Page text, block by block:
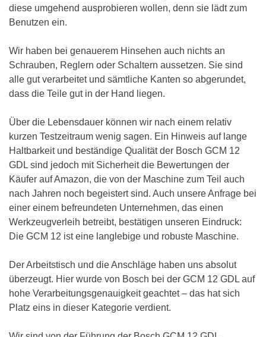
diese umgehend ausprobieren wollen, denn sie lädt zum
Benutzen ein.
Wir haben bei genauerem Hinsehen auch nichts an
Schrauben, Reglern oder Schaltern aussetzen. Sie sind
alle gut verarbeitet und sämtliche Kanten so abgerundet,
dass die Teile gut in der Hand liegen.
Über die Lebensdauer können wir nach einem relativ
kurzen Testzeitraum wenig sagen. Ein Hinweis auf lange
Haltbarkeit und beständige Qualität der Bosch GCM 12
GDL sind jedoch mit Sicherheit die Bewertungen der
Käufer auf Amazon, die von der Maschine zum Teil auch
nach Jahren noch begeistert sind. Auch unsere Anfrage bei
einer einem befreundeten Unternehmen, das einen
Werkzeugverleih betreibt, bestätigen unseren Eindruck:
Die GCM 12 ist eine langlebige und robuste Maschine.
Der Arbeitstisch und die Anschläge haben uns absolut
überzeugt. Hier wurde von Bosch bei der GCM 12 GDL auf
hohe Verarbeitungsgenauigkeit geachtet – das hat sich
Platz eins in dieser Kategorie verdient.